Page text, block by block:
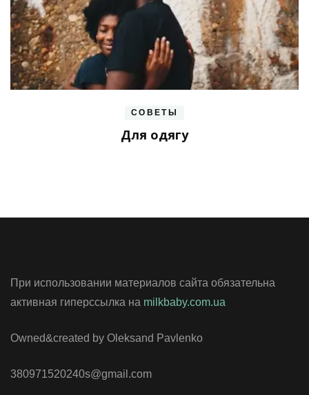
СОВЕТЫ
Для одягу
При использовании материалов сайта обязательна
активная гиперссылка на milkbaby.com.ua
Owned&created by Oleksand Pavlenko
380971520240s@gmail.com